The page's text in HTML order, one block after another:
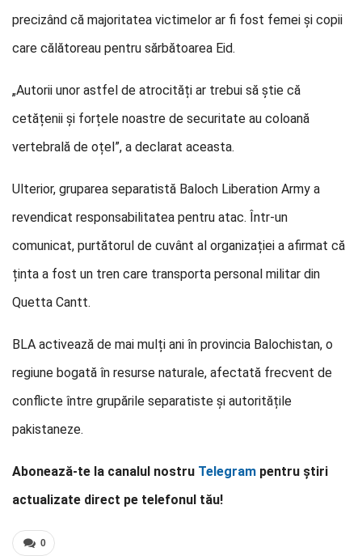
precizând că majoritatea victimelor ar fi fost femei și copii
care călătoreau pentru sărbătoarea Eid.
„Autorii unor astfel de atrocități ar trebui să știe că
cetățenii și forțele noastre de securitate au coloană
vertebrală de oțel”, a declarat aceasta.
Ulterior, gruparea separatistă Baloch Liberation Army a
revendicat responsabilitatea pentru atac. Într-un
comunicat, purtătorul de cuvânt al organizației a afirmat că
ținta a fost un tren care transporta personal militar din
Quetta Cantt.
BLA activează de mai mulți ani în provincia Balochistan, o
regiune bogată în resurse naturale, afectată frecvent de
conflicte între grupările separatiste și autoritățile
pakistaneze.
Abonează-te la canalul nostru Telegram pentru știri
actualizate direct pe telefonul tău!
0